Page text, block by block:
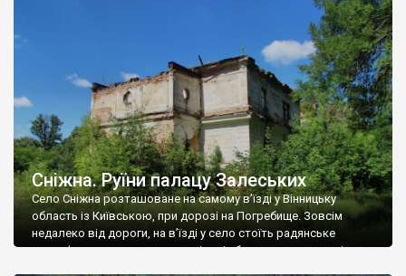
Наддністрянське відрізняється від більшості навколишніх
сіл. У селі є мурована Михайлівська церква. Точної дати […]
Сніжна. Руїни палацу Залеських
Село Сніжна розташоване на самому в’їзді у Вінницьку
область із Київською, при дорозі на Погребище. Зовсім
недалеко від дороги, на в’їзді у село стоїть радянське
рельєфне пано, яке показує жінку і яблуню, а трохи далі, десь